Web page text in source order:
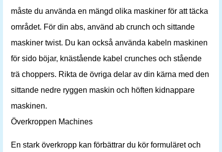
måste du använda en mängd olika maskiner för att täcka
området. För din abs, använd ab crunch och sittande
maskiner twist. Du kan också använda kabeln maskinen
för sido böjar, knästående kabel crunches och stående
trä choppers. Rikta de övriga delar av din kärna med den
sittande nedre ryggen maskin och höften kidnappare
maskinen.
Överkroppen Machines
En stark överkropp kan förbättrar du kör formuläret och